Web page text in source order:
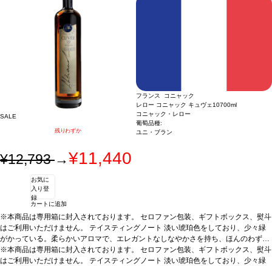
SALE
残りわずか
フランス コニャック
レロー コニャック キュヴェ10700ml
コニャック・レロー
葡萄品種:
ユニ・ブラン
¥12,793→¥11,440
お気に
入り登
録
カートに追加
※本商品は専用箱に封入されております。 セロファン包装、ギフトボックス、熨斗
はご利用いただけません。 テイスティングノート 淡い琥珀色をしており、少々緑
がかっている。柔らかいアロマで、エレガントなしなやかさを持ち、ほんのわずか
に甘い香りがある。カラメルの香りが、ほのかなオレンジ、干し草、オーク等に伴
われ、複雑な香りを構成するのに役立っている。口蓋ではスムーズで絹のようで、
※本商品は専用箱に封入されております。 セロファン包装、ギフトボックス、熨斗
はご利用いただけません。 テイスティングノート 淡い琥珀色をしており、少々緑